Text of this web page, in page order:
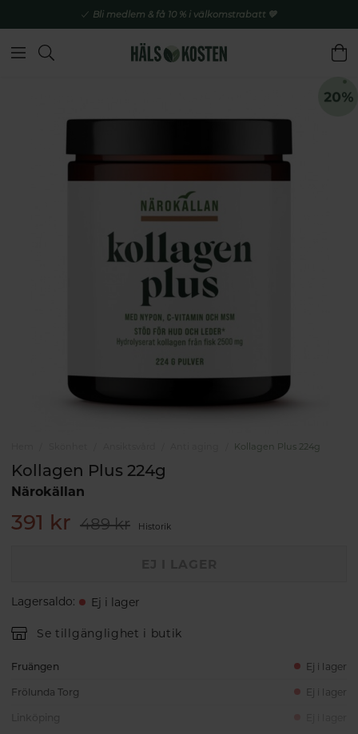
Bli medlem & få 10 % i välkomstrabatt 💚
Kollagen Plus 224g
Kollagen Plus 224g
Närokällan
391 kr 489 kr Historik
Lagersaldo: Ej i lager
Se tillgänglighet i butik
Fruängen Ej i lager
Frölunda Torg Ej i lager